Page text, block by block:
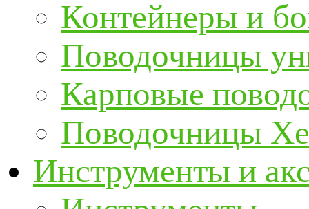
Контейнеры и
Поводочницы
Карповые
Поводочницы
Инструменты и